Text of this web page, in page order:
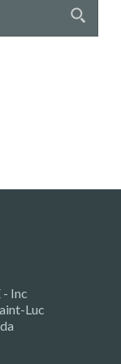
Inc
Luc